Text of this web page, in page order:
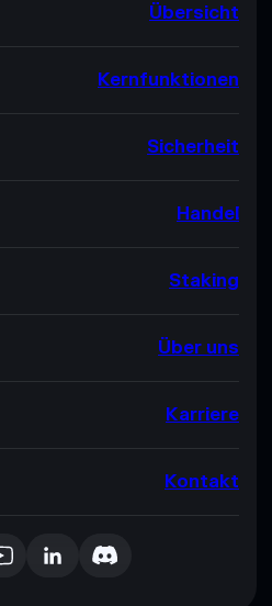
Übersicht
Kernfunktionen
Sicherheit
Handel
Staking
Über uns
Karriere
Kontakt